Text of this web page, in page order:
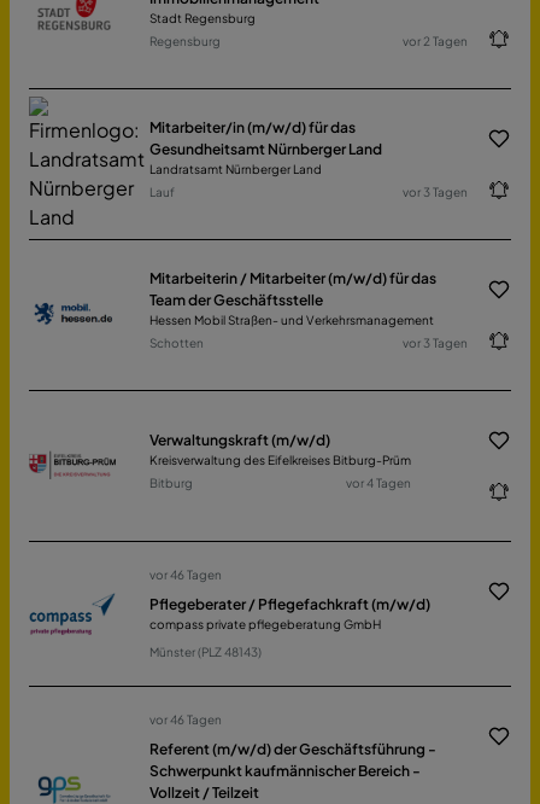
Stadt Regensburg
Regensburg
vor 2 Tagen
Mitarbeiter/in (m/w/d) für das
Gesundheitsamt Nürnberger Land
Landratsamt Nürnberger Land
Lauf
vor 3 Tagen
Mitarbeiterin / Mitarbeiter (m/w/d) für das
Team der Geschäftsstelle
Hessen Mobil Straßen- und Verkehrsmanagement
Schotten
vor 3 Tagen
Verwaltungskraft (m/w/d)
Kreisverwaltung des Eifelkreises Bitburg-Prüm
Bitburg
vor 4 Tagen
vor 46 Tagen
Pflegeberater / Pflegefachkraft (m/w/d)
compass private pflegeberatung GmbH
Münster (PLZ 48143)
vor 46 Tagen
Referent (m/w/d) der Geschäftsführung -
Schwerpunkt kaufmännischer Bereich -
Vollzeit / Teilzeit